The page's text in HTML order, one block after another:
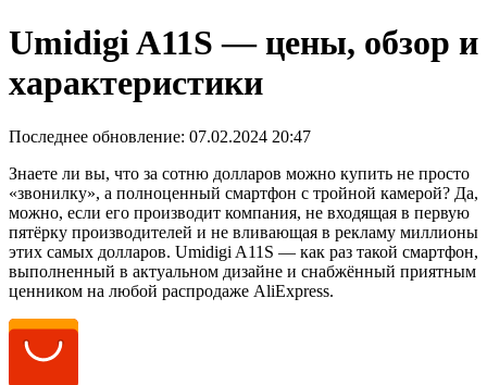
Umidigi A11S — цены, обзор и
характеристики
Последнее обновление: 07.02.2024 20:47
Знаете ли вы, что за сотню долларов можно купить не просто
«звонилку», а полноценный смартфон с тройной камерой? Да,
можно, если его производит компания, не входящая в первую
пятёрку производителей и не вливающая в рекламу миллионы
этих самых долларов. Umidigi A11S — как раз такой смартфон,
выполненный в актуальном дизайне и снабжённый приятным
ценником на любой распродаже AliExpress.